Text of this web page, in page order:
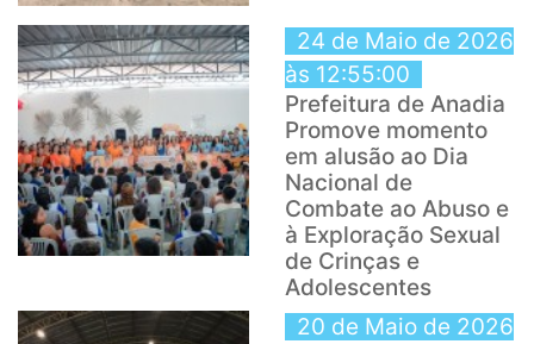
24 de Maio de 2026
às 12:55:00
Prefeitura de Anadia
Promove momento
em alusão ao Dia
Nacional de
Combate ao Abuso e
à Exploração Sexual
de Crinças e
Adolescentes
20 de Maio de 2026